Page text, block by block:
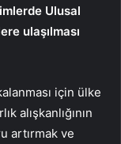
Ulusal
ulaşılması
için ülke
alışkanlığının
artırmak ve